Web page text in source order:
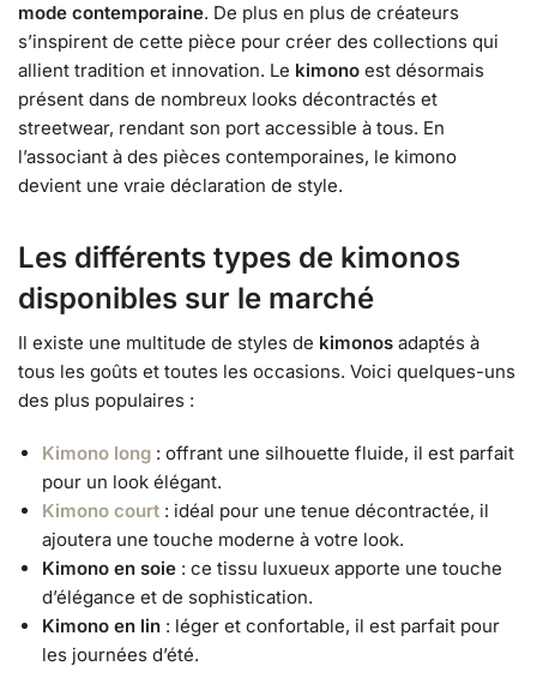
mode contemporaine. De plus en plus de créateurs
s’inspirent de cette pièce pour créer des collections qui
allient tradition et innovation. Le kimono est désormais
présent dans de nombreux looks décontractés et
streetwear, rendant son port accessible à tous. En
l’associant à des pièces contemporaines, le kimono
devient une vraie déclaration de style.
Les différents types de kimonos
disponibles sur le marché
Il existe une multitude de styles de kimonos adaptés à
tous les goûts et toutes les occasions. Voici quelques-uns
des plus populaires :
Kimono long : offrant une silhouette fluide, il est parfait
pour un look élégant.
Kimono court : idéal pour une tenue décontractée, il
ajoutera une touche moderne à votre look.
Kimono en soie : ce tissu luxueux apporte une touche
d’élégance et de sophistication.
Kimono en lin : léger et confortable, il est parfait pour
les journées d’été.